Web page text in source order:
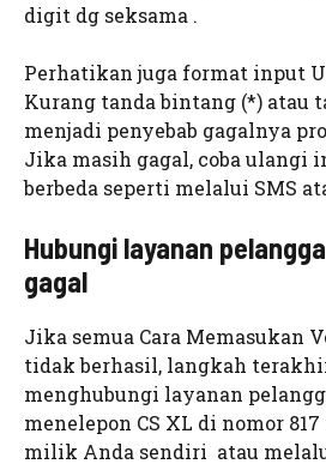
digit dg seksama .
Perhatikan juga format input
Kurang tanda bintang (*) atau
menjadi penyebab gagalnya
Jika masih gagal, coba ulangi
berbeda seperti melalui SMS
Hubungi layanan
gagal
Jika semua Cara Memasukan
tidak berhasil, langkah
menghubungi layanan
menelepon CS XL di nomor
milik Anda sendiri atau